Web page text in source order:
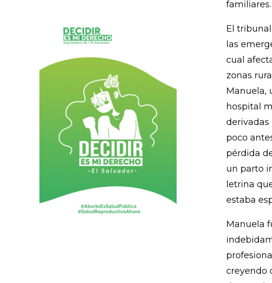
ese país.
las
El
las
cual
zonas
Manuela,
hospital
poco
un parto
letrina
estaba